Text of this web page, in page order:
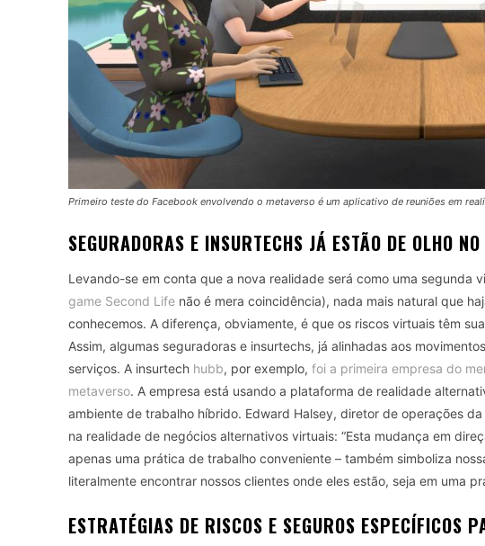
Primeiro teste do Facebook envolvendo o metaverso é um aplicativo de reuniões em
SEGURADORAS E INSURTECHS JÁ ESTÃO DE OLHO
Levando-se em conta que a nova realidade será como uma segunda
game Second Life não é mera coincidência), nada mais natural que
conhecemos. A diferença, obviamente, é que os riscos virtuais têm
Assim, algumas seguradoras e insurtechs, já alinhadas aos
serviços. A insurtech hubb, por exemplo, foi a primeira empresa do
metaverso. A empresa está usando a plataforma de realidade
ambiente de trabalho híbrido. Edward Halsey, diretor de operações
na realidade de negócios alternativos virtuais: “Esta mudança em
apenas uma prática de trabalho conveniente – também simboliza
literalmente encontrar nossos clientes onde eles estão, seja em uma
ESTRATÉGIAS DE RISCOS E SEGUROS ESPECÍFICOS